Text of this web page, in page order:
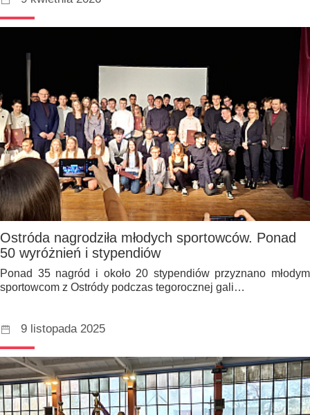
Ostróda nagrodziła młodych sportowców. Ponad
50 wyróżnień i stypendiów
Ponad 35 nagród i około 20 stypendiów przyznano młodym
sportowcom z Ostródy podczas tegorocznej gali…
9 listopada 2025